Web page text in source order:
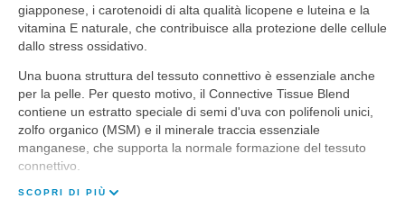
giapponese, i carotenoidi di alta qualità licopene e luteina e la
vitamina E naturale, che contribuisce alla protezione delle cellule
dallo stress ossidativo.
Una buona struttura del tessuto connettivo è essenziale anche
per la pelle. Per questo motivo, il Connective Tissue Blend
contiene un estratto speciale di semi d'uva con polifenoli unici,
zolfo organico (MSM) e il minerale traccia essenziale
manganese, che supporta la normale formazione del tessuto
connettivo.
SCOPRI DI PIÙ